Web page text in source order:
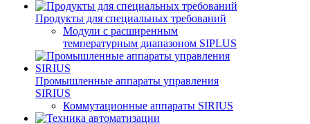
Продукты для специальных требований
Модули с расширенным
температурным диапазоном SIPLUS
Промышленные аппараты управления
SIRIUS
Коммутационные аппараты SIRIUS